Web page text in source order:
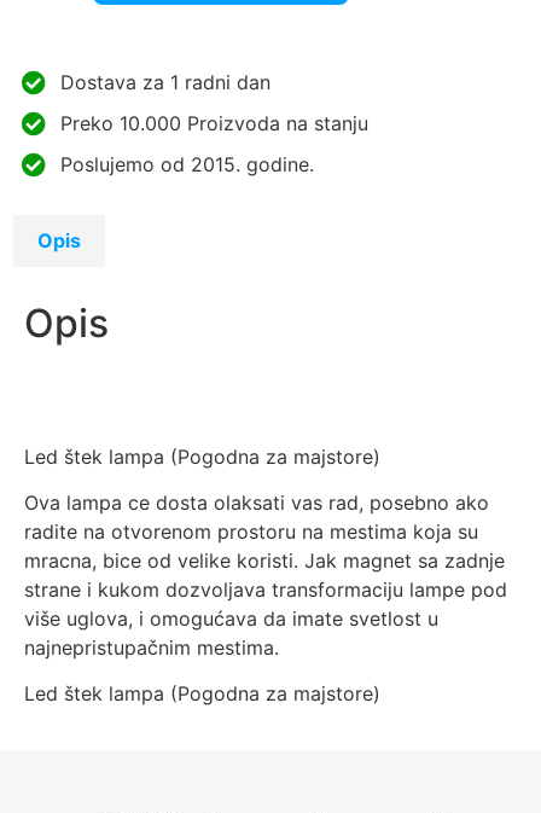
Dostava za 1 radni dan
Preko 10.000 Proizvoda na stanju
Poslujemo od 2015. godine.
Opis
Opis
Led štek lampa (Pogodna za majstore)
Ova lampa ce dosta olaksati vas rad, posebno ako
radite na otvorenom prostoru na mestima koja su
mracna, bice od velike koristi. Jak magnet sa zadnje
strane i kukom dozvoljava transformaciju lampe pod
više uglova, i omogućava da imate svetlost u
najnepristupačnim mestima.
Led štek lampa (Pogodna za majstore)